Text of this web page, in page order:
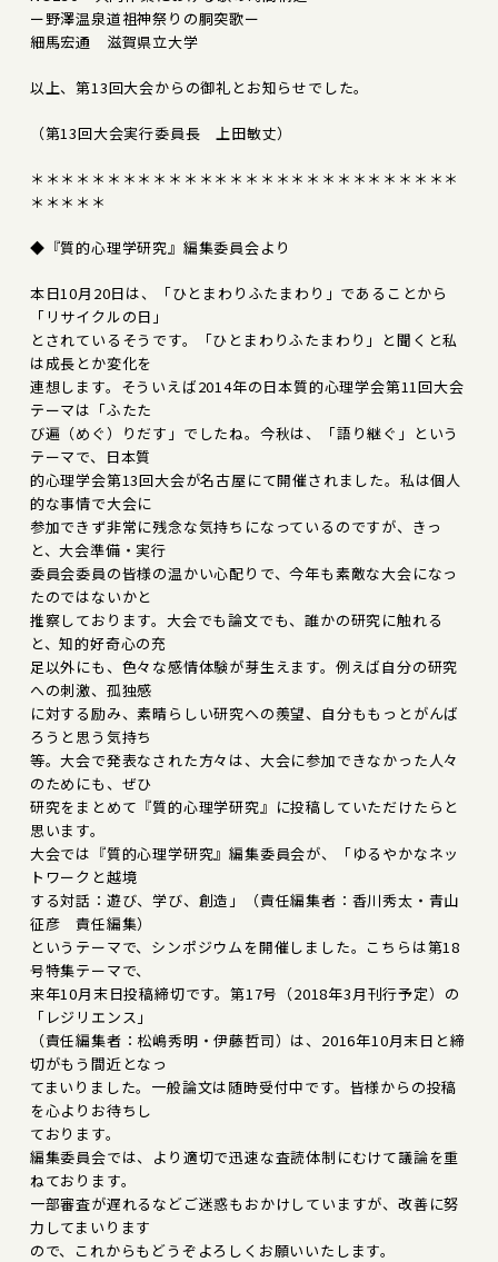
ー野澤温泉道祖神祭りの胴突歌ー
細馬宏通 滋賀県立大学
以上、第13回大会からの御礼とお知らせでした。
（第13回大会実行委員長 上田敏丈）
＊＊＊＊＊＊＊＊＊＊＊＊＊＊＊＊＊＊＊＊＊＊＊＊＊＊＊＊
＊＊＊＊＊
◆『質的心理学研究』編集委員会より
本日10月20日は、「ひとまわりふたまわり」であることから
「リサイクルの日」
とされているそうです。「ひとまわりふたまわり」と聞くと私
は成長とか変化を
連想します。そういえば2014年の日本質的心理学会第11回大会
テーマは「ふたた
び遍（めぐ）りだす」でしたね。今秋は、「語り継ぐ」という
テーマで、日本質
的心理学会第13回大会が名古屋にて開催されました。私は個人
的な事情で大会に
参加できず非常に残念な気持ちになっているのですが、きっ
と、大会準備・実行
委員会委員の皆様の温かい心配りで、今年も素敵な大会になっ
たのではないかと
推察しております。大会でも論文でも、誰かの研究に触れる
と、知的好奇心の充
足以外にも、色々な感情体験が芽生えます。例えば自分の研究
への刺激、孤独感
に対する励み、素晴らしい研究への羨望、自分ももっとがんば
ろうと思う気持ち
等。大会で発表なされた方々は、大会に参加できなかった人々
のためにも、ぜひ
研究をまとめて『質的心理学研究』に投稿していただけたらと
思います。
大会では『質的心理学研究』編集委員会が、「ゆるやかなネッ
トワークと越境
する対話：遊び、学び、創造」（責任編集者：香川秀太・青山
征彦 責任編集）
というテーマで、シンポジウムを開催しました。こちらは第18
号特集テーマで、
来年10月末日投稿締切です。第17号（2018年3月刊行予定）の
「レジリエンス」
（責任編集者：松嶋秀明・伊藤哲司）は、2016年10月末日と締
切がもう間近となっ
てまいりました。一般論文は随時受付中です。皆様からの投稿
を心よりお待ちし
ております。
編集委員会では、より適切で迅速な査読体制にむけて議論を重
ねております。
一部審査が遅れるなどご迷惑もおかけしていますが、改善に努
力してまいります
ので、これからもどうぞよろしくお願いいたします。